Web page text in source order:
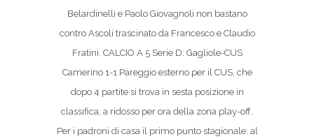
Belardinelli e Paolo Giovagnoli non bastano
contro Ascoli trascinato da Francesco e Claudio
Fratini. CALCIO A 5 Serie D: Gagliole-CUS
Camerino 1-1 Pareggio esterno per il CUS, che
dopo 4 partite si trova in sesta posizione in
classifica, a ridosso per ora della zona play-off.
Per i padroni di casa il primo punto stagionale: al